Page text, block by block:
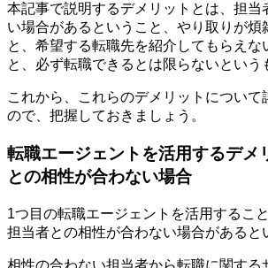
本記事で説明するデメリットとは、担当
い場合があるということ、やり取りが煩
と、希望する転職先を紹介してもらえな
と、必ず転職できるとは限らないという
これから、これらのデメリットについて
ので、把握しておきましょう。
転職エージェントを活用するデメ
との相性が合わない場合
1つ目の転職エージェントを活用するこ
担当者との相性が合わない場合があると
相性の合わない担当者から転職に関する